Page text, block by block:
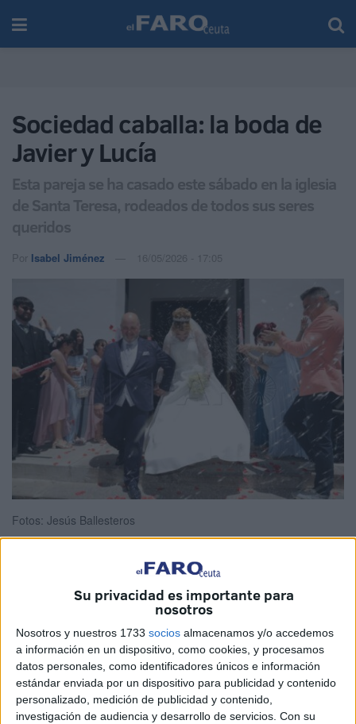
Su privacidad es importante para
nosotros
Nosotros y nuestros 1733 socios almacenamos y/o accedemos
a información en un dispositivo, como cookies, y procesamos
datos personales, como identificadores únicos e información
estándar enviada por un dispositivo para publicidad y contenido
personalizado, medición de publicidad y contenido,
investigación de audiencia y desarrollo de servicios. Con su
Sociedad caballa: la boda de
Javier y Lucía
Esta pareja se ha casado este sábado en la iglesia
de Santa Teresa, rodeados de todos sus seres
queridos
Por Isabel Jiménez 16/05/2026 - 17:05
Fotos: Jesús Ballesteros
Un sábado para el recuerdo. Este 16 de mayo
permanecerá en la memoria de Javier y Lucía por el resto
de sus vidas como el día en que se unieron en matrimonio
en la parroquia Santa Teresa de Jesús de Ceuta.
No han faltado las sonrisas, las miradas llenas de
emoción,así como los buenos deseos para una pareja